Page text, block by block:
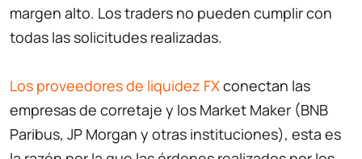
margen alto. Los traders no pueden cumplir con
todas las solicitudes realizadas.
Los proveedores de liquidez FXconectan las
empresas de corretaje y los Market Maker (BNB
Paribus, JP Morgan y otras instituciones), esta es